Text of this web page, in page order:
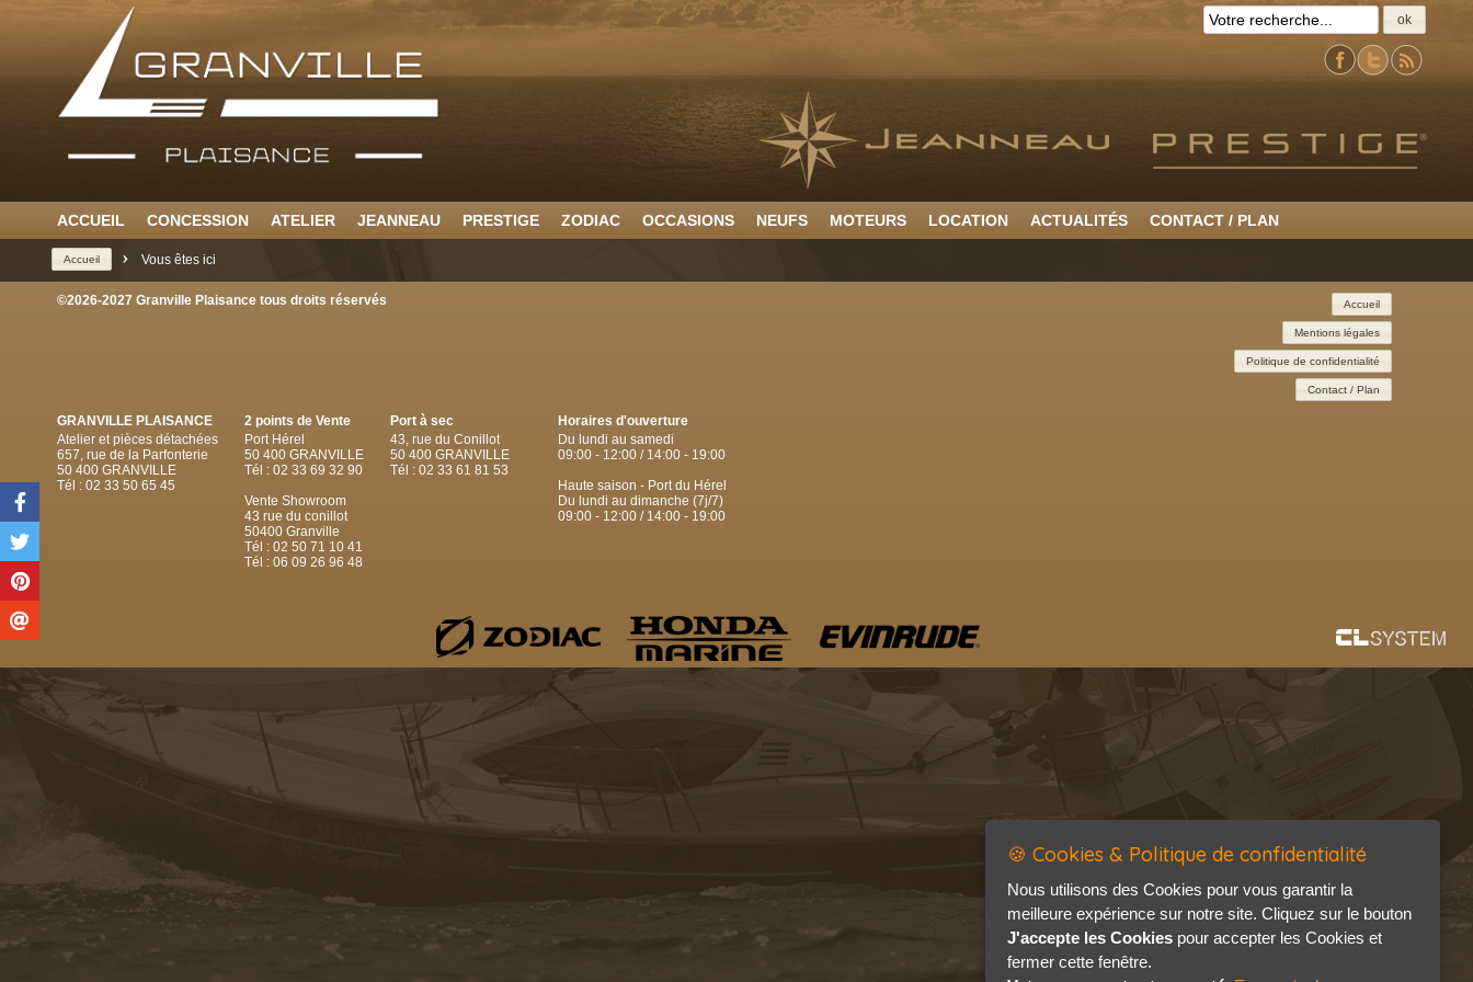
ACCUEIL CONCESSION ATELIER JEANNEAU PRESTIGE ZODIAC OCCASIONS NEUFS MOTEURS LOCATION ACTUALITÉS CONTACT / PLAN
ok
Accueil > Vous êtes ici
©2026-2027 Granville Plaisance tous droits réservés Accueil
Mentions légales
Politique de confidentialité
Contact / Plan
GRANVILLE PLAISANCE
Atelier et pièces détachées
657, rue de la Parfonterie
50 400 GRANVILLE
Tél : 02 33 50 65 45
2 points de Vente
Port Hérel
50 400 GRANVILLE
Tél : 02 33 69 32 90
Vente Showroom
43 rue du conillot
50400 Granville
Tél : 02 50 71 10 41
Tél : 06 09 26 96 48
Port à sec
43, rue du Conillot
50 400 GRANVILLE
Tél : 02 33 61 81 53
Horaires d'ouverture
Du lundi au samedi
09:00 - 12:00 / 14:00 - 19:00
Haute saison - Port du Hérel
Du lundi au dimanche (7j/7)
09:00 - 12:00 / 14:00 - 19:00
🍪 Cookies & Politique de confidentialité
Nous utilisons des Cookies pour vous garantir la
meilleure expérience sur notre site. Cliquez sur le bouton
J'accepte les Cookies pour accepter les Cookies et
fermer cette fenêtre.